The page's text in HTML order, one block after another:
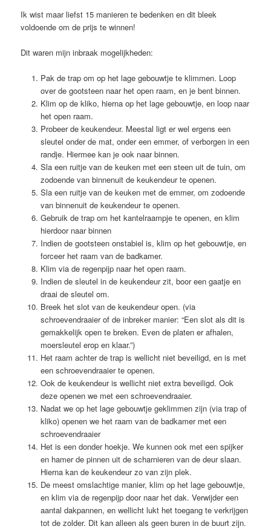
Ik wist maar liefst 15 manieren te bedenken en dit bleek
voldoende om de prijs te winnen!
Dit waren mijn inbraak mogelijkheden:
Pak de trap om op het lage gebouwtje te klimmen. Loop
over de gootsteen naar het open raam, en je bent binnen.
Klim op de kliko, hierna op het lage gebouwtje, en loop naar
het open raam.
Probeer de keukendeur. Meestal ligt er wel ergens een
sleutel onder de mat, onder een emmer, of verborgen in een
randje. Hiermee kan je ook naar binnen.
Sla een ruitje van de keuken met een steen uit de tuin, om
zodoende van binnenuit de keukendeur te openen.
Sla een ruitje van de keuken met de emmer, om zodoende
van binnenuit de keukendeur te openen.
Gebruik de trap om het kantelraampje te openen, en klim
hierdoor naar binnen
Indien de gootsteen onstabiel is, klim op het gebouwtje, en
forceer het raam van de badkamer.
Klim via de regenpijp naar het open raam.
Indien de sleutel in de keukendeur zit, boor een gaatje en
draai de sleutel om.
Breek het slot van de keukendeur open. (via
schroevendraaier of de inbreker manier: “Een slot als dit is
gemakkelijk open te breken. Even de platen er afhalen,
moersleutel erop en klaar.”)
Het raam achter de trap is wellicht niet beveiligd, en is met
een schroevendraaier te openen.
Ook de keukendeur is wellicht niet extra beveiligd. Ook
deze openen we met een schroevendraaier.
Nadat we op het lage gebouwtje geklimmen zijn (via trap of
kliko) openen we het raam van de badkamer met een
schroevendraaier
Het is een donder hoekje. We kunnen ook met een spijker
en hamer de pinnen uit de scharnieren van de deur slaan.
Hierna kan de keukendeur zo van zijn plek.
De meest omslachtige manier, klim op het lage gebouwtje,
en klim via de regenpijp door naar het dak. Verwijder een
aantal dakpannen, en wellicht lukt het toegang te verkrijgen
tot de zolder. Dit kan alleen als geen buren in de buurt zijn.